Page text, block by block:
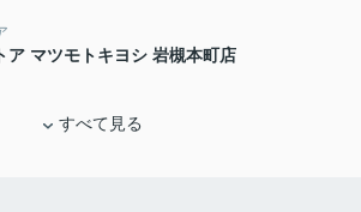
ア マツモトキヨシ 岩槻本町店
すべて見る